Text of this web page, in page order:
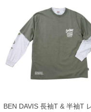
返品交換希望の方は、商品到着後
下着(肌着)やワイシャツは商品の
ご了承くださいませ。
※【ボトムの裾上げをご希望の場合
裾上げ料金は500円+税となります。
備考欄に股下●cmとご記入下さい
上の品が対象。1本5,999円以下の
出荷まで約1週間～20日間程お時間
尚、裾上げした商品は返品・交換
一部、お直しに対応出来ない商品
ンピュータ画面）によって、商品
BEN DAVIS 長袖T & 半袖T